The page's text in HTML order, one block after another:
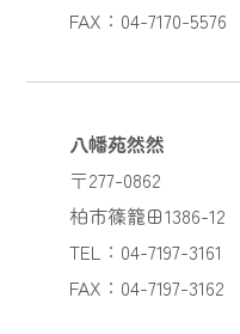
FAX：04-7170-5576
八幡苑然然
〒277-0862
柏市篠籠田1386-12
TEL：04-7197-3161
FAX：04-7197-3162